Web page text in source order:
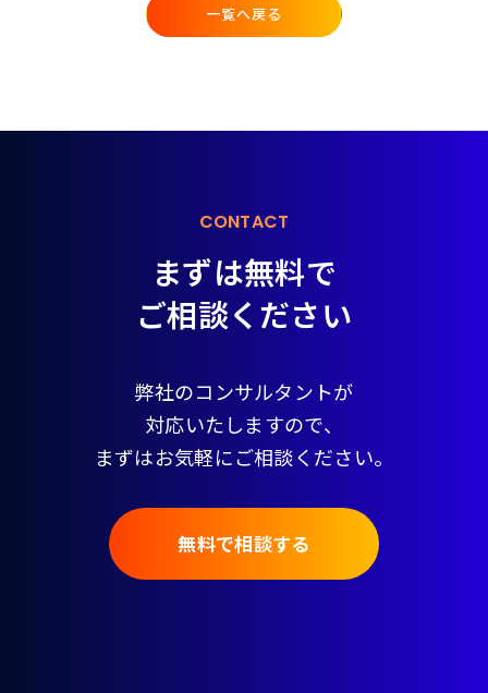
一覧へ戻る
CONTACT
まずは無料で
ご相談ください
弊社のコンサルタントが
対応いたしますので、
まずはお気軽にご相談ください。
無料で相談する